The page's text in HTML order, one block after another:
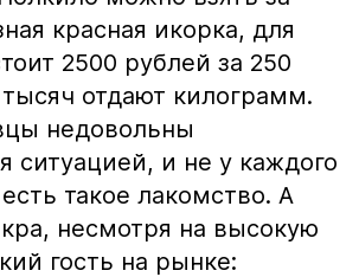
красная икорка, для
2500 рублей за 250
отдают килограмм.
недовольны
ситуацией, и не у каждого
такое лакомство. А
несмотря на высокую
гость на рынке: